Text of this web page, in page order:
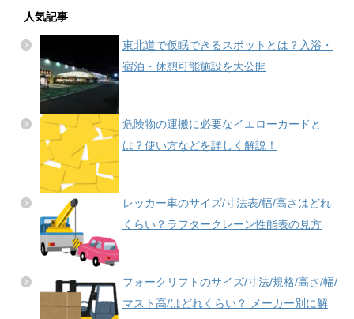
人気記事
東北道で仮眠できるスポットとは？入浴・
宿泊・休憩可能施設を大公開
危険物の運搬に必要なイエローカードと
は？使い方などを詳しく解説！
レッカー車のサイズ/寸法表/幅/高さはどれ
くらい？ラフタークレーン性能表の見方
フォークリフトのサイズ/寸法/規格/高さ/幅/
マスト高/はどれくらい？ メーカー別に解